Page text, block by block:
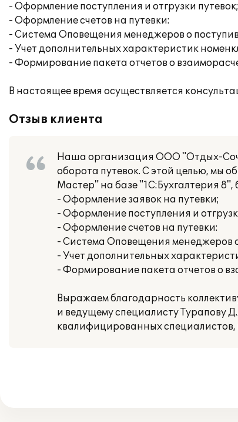
- Оформление поступления и отгрузки путевок;
- Оформление счетов на путевки:
- Система Оповещения менеджеров о
- Учет дополнительных характеристик
- Формирование пакета отчетов о
В настоящее время осуществляется
Отзыв клиента
Наша организация ООО "Отдых-
оборота путевок. С этой целью, мы
Мастер" на базе "1С:Бухгалтерия
- Оформление заявок на путевки;
- Оформление поступления и
- Оформление счетов на путевки:
- Система Оповещения менеджеров
- Учет дополнительных
- Формирование пакета отчетов о
Выражаем благодарность
и ведущему специалисту Турапову
квалифицированных